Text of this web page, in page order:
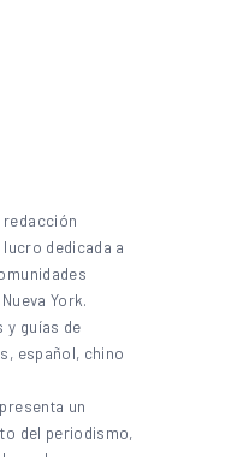
redacción
dedicada a
York.
y guías de
español, chino
un
del periodismo,